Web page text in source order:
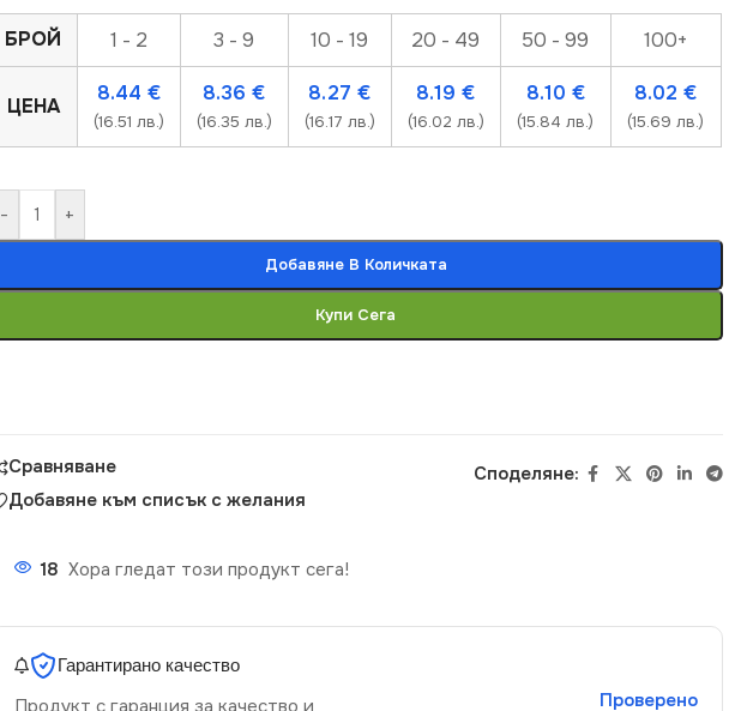
БРОЙ 1 - 2 3 - 9 10 - 19 20 - 49 50 - 99 100+
ЦЕНА
8.44 €
(16.51 лв.)
8.36€
(16.35 лв.)
8.27€
(16.17 лв.)
8.19€
(16.02 лв.)
8.10 €
(15.84 лв.)
8.02€
(15.69 лв.)
- +
Добавяне В Количката
Купи Сега
Сравняване
Добавяне към списък с желания
Споделяне:
18 Хора гледат този продукт сега!
Гарантирано качество
Продукт с гаранция за качество и
Проверено